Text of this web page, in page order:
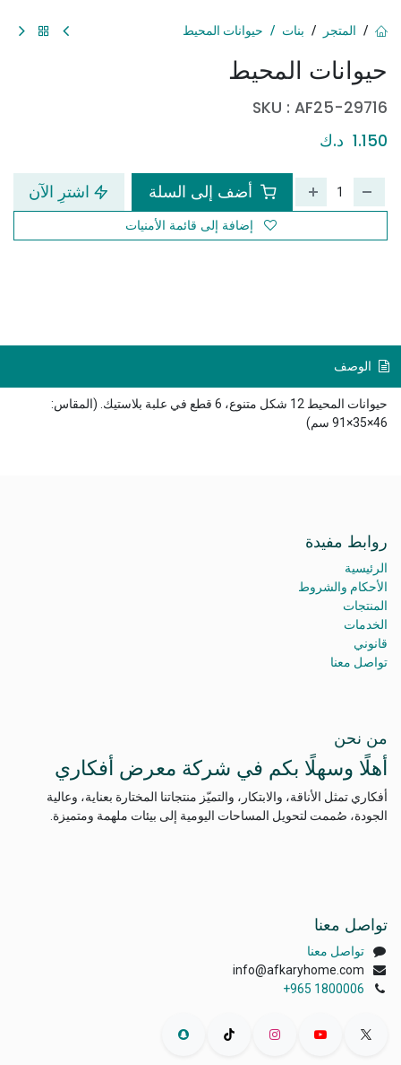
حيوانات المحيط
SKU : AF25-29716
1.150 د.ك
أضف إلى السلة اشترِ الآن
إضافة إلى قائمة الأمنيات
المتجر بنات حيوانات المحيط
الوصف
حيوانات المحيط 12 شكل متنوع، 6 قطع في علبة بلاستيك. (المقاس:
46×35×91 سم)
روابط مفيدة
الرئيسية
الأحكام والشروط
المنتجات
الخدمات
قانوني
تواصل معنا
من نحن
أهلًا وسهلًا بكم في شركة معرض أفكاري
أفكاري تمثل الأناقة، والابتكار، والتميّز منتجاتنا المختارة بعناية، وعالية
الجودة، صُممت لتحويل المساحات اليومية إلى بيئات ملهمة ومتميزة.
تواصل معنا
تواصل معنا
info@afkaryhome.com
+965 1800006